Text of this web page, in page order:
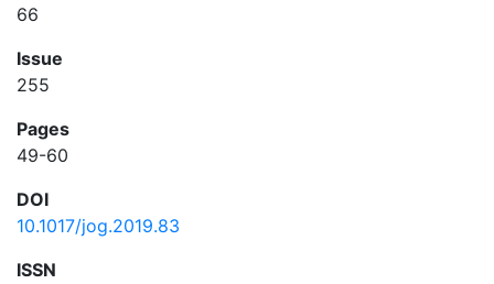
66
Issue
255
Pages
49-60
DOI
10.1017/jog.2019.83
ISSN